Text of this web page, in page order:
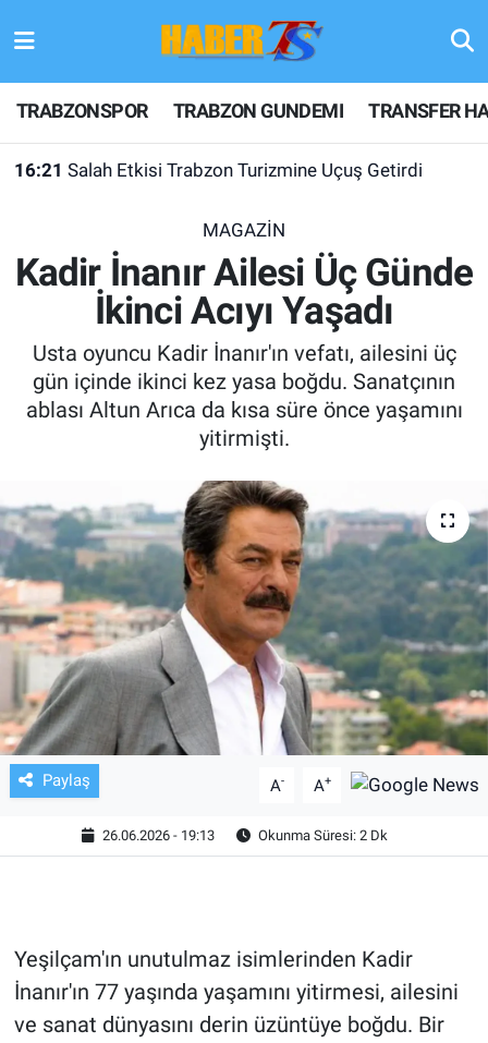
TRABZONSPOR TRABZON GUNDEMI TRANSFER
16:21 Salah Etkisi Trabzon Turizmine Uçuş Getirdi
MAGAZİN
Kadir İnanır Ailesi Üç Günde
İkinci Acıyı Yaşadı
Usta oyuncu Kadir İnanır'ın vefatı, ailesini üç
gün içinde ikinci kez yasa boğdu. Sanatçının
ablası Altun Arıca da kısa süre önce yaşamını
yitirmişti.
Paylaş A- A+
26.06.2026 - 19:13 Okunma Süresi: 2 Dk
Yeşilçam'ın unutulmaz isimlerinden Kadir
İnanır'ın 77 yaşında yaşamını yitirmesi, ailesini
ve sanat dünyasını derin üzüntüye boğdu. Bir
TRABZONSPOR
TRABZON GUNDEMI
TRANSFER HABERLERI
KULİS MEYDANI
1461 TRABZON
FUTBOL
TV VE SİNEMA
BASKETBOL
SAĞLIK
GENEL
KÜLTÜR SANAT
EKONOMİ
ÇEVRE
HABERDE İNSAN
Hava Durumu
Trafik Durumu
Tüm Manşetler
Son Dakika Haberleri
Haber Arşivi